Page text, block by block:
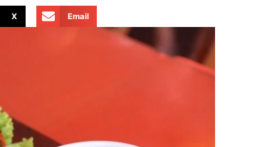
X Email